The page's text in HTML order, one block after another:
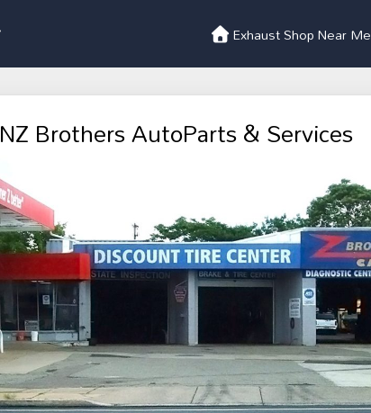
Exhaust Shop Near Me
NZ Brothers AutoParts & Services